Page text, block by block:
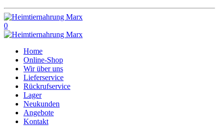
0
Home
Online-Shop
Wir über uns
Lieferservice
Rückrufservice
Lager
Neukunden
Angebote
Kontakt